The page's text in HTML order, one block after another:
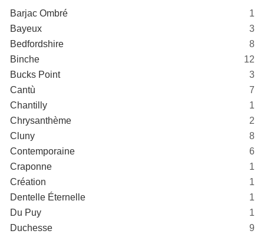
Barjac Ombré
1
Bayeux
3
Bedfordshire
8
Binche
12
Bucks Point
3
Cantù
7
Chantilly
1
Chrysanthème
2
Cluny
8
Contemporaine
6
Craponne
1
Création
1
Dentelle Éternelle
1
Du Puy
1
Duchesse
9